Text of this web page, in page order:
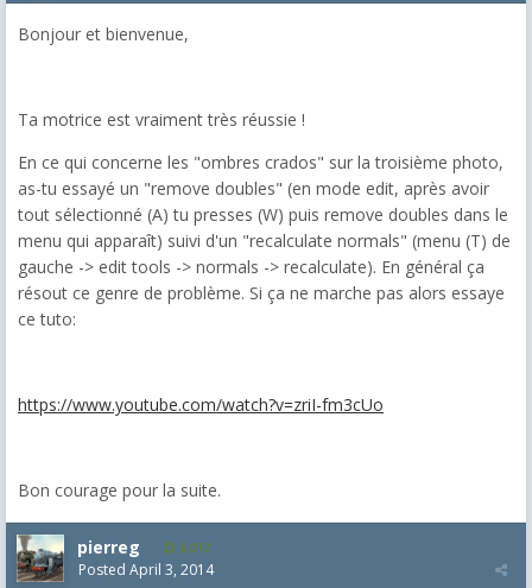
Bonjour et bienvenue,
Ta motrice est vraiment très réussie !
En ce qui concerne les "ombres crados" sur la troisième photo,
as-tu essayé un "remove doubles" (en mode edit, après avoir
tout sélectionné (A) tu presses (W) puis remove doubles dans le
menu qui apparaît) suivi d'un "recalculate normals" (menu (T) de
gauche -> edit tools -> normals -> recalculate). En général ça
résout ce genre de problème. Si ça ne marche pas alors essaye
ce tuto:
https://www.youtube.com/watch?v=zriI-fm3cUo
Bon courage pour la suite.
pierreg 4,012
Posted April 3, 2014